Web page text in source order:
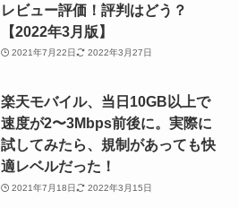
レビュー評価！評判はどう？
【2022年3月版】
2021年7月22日 2022年3月27日
楽天モバイル、当日10GB以上で
速度が2〜3Mbps前後に。実際に
試してみたら、規制があっても快
適レベルだった！
2021年7月18日 2022年3月15日